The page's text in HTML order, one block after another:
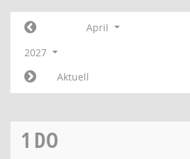
April
2027
Aktuell
1 DO